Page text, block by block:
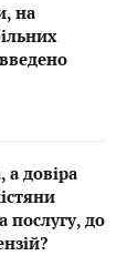
на
а довіра
послугу, до